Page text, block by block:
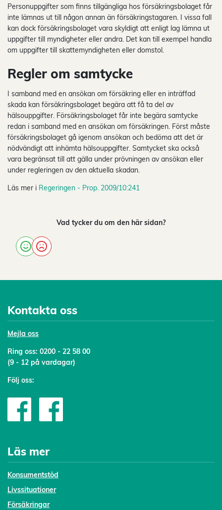
Personuppgifter som finns tillgängliga hos försäkringsbolaget får
inte lämnas ut till någon annan än försäkringstagaren. I vissa fall
kan dock försäkringsbolaget vara skyldigt att enligt lag lämna ut
uppgifter till myndigheter eller andra. Det kan till exempel handla
om uppgifter till skattemyndigheten eller domstol.
Regler om samtycke
I samband med en ansökan om försäkring eller en inträffad
skada kan försäkringsbolaget begära att få ta del av
hälsouppgifter. Försäkringsbolaget får inte begära samtycke
redan i samband med en ansökan om försäkringen. Först måste
försäkringsbolaget gå igenom ansökan och bedöma att det är
nödvändigt att inhämta hälsouppgifter. Samtycket ska också
vara begränsat till att gälla under prövningen av ansökan eller
under regleringen av den aktuella skadan.
Läs mer i Regeringen - Prop. 2009/10:241
Vad tycker du om den här sidan?
Kontakta oss
Mejla oss
Ring oss: 0200 - 22 58 00
(9 - 12 på vardagar)
Följ oss:
Läs mer
Konsumentstöd
Livssituationer
Försäkringar